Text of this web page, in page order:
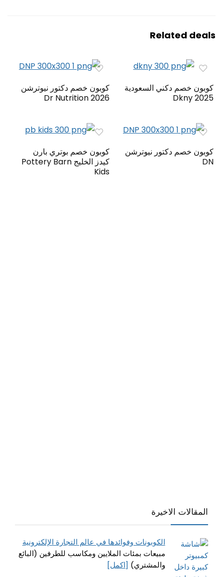
Related deals
كوبون خصم دكني السعودية
Dkny 2025
كوبون خصم دكتور نيوترشن
2026 Dr Nutrition
كوبون خصم دكتور نيوترشن
DN
كوبون خصم بوتري بارن
كيدز الخليج Pottery Barn
Kids
المقالات الاخيرة
الكوبونات وفوائدها في عالم التجارة الإلكترونية
مبيعات بمئات الملايين ومكاسب للطرفين (البائع
والمشتري) [اكمل]